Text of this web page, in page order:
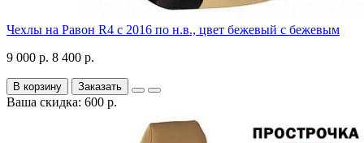
Чехлы на Равон R4 с 2016 по н.в., цвет бежевый с бежевым
9 000 р. 8 400 р.
В корзину Заказать
Ваша скидка: 600 р.